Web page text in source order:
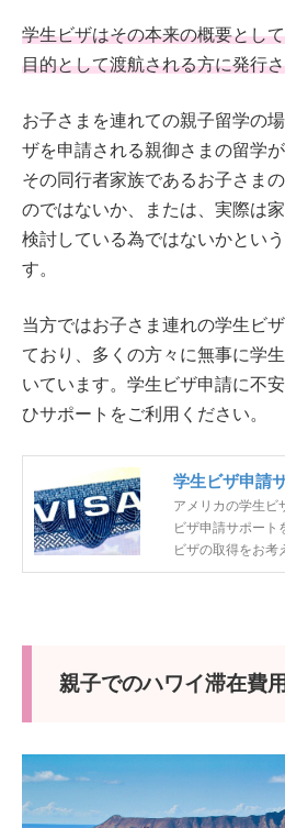
学生ビザはその本来の概要とし
目的として渡航される方に発行
お子さまを連れての親子留学の
ザを申請される親御さまの留学
その同行者家族であるお子さま
のではないか、または、実際は
検討している為ではないかとい
す。
当方ではお子さま連れの学生ビ
ており、多くの方々に無事に学
いています。学生ビザ申請に不
ひサポートをご利用ください。
学生ビザ申請
アメリカの学生ビ
ビザ申請サポート
ビザの取得をお考
親子でのハワイ滞在費用